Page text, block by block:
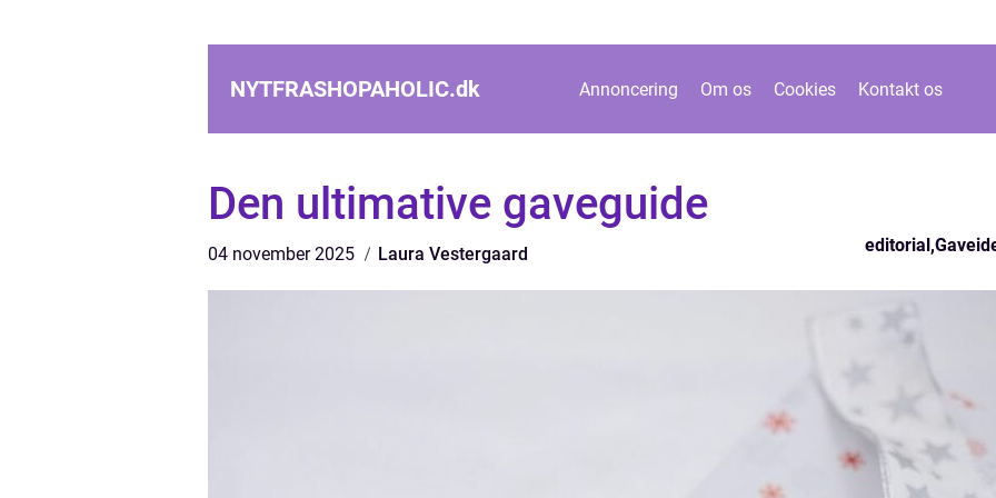
NYTFRASHOPAHOLIC.dk Annoncering Om os Cookies Kontakt os
Den ultimative gaveguide
04 november 2025 Laura Vestergaard editorial,